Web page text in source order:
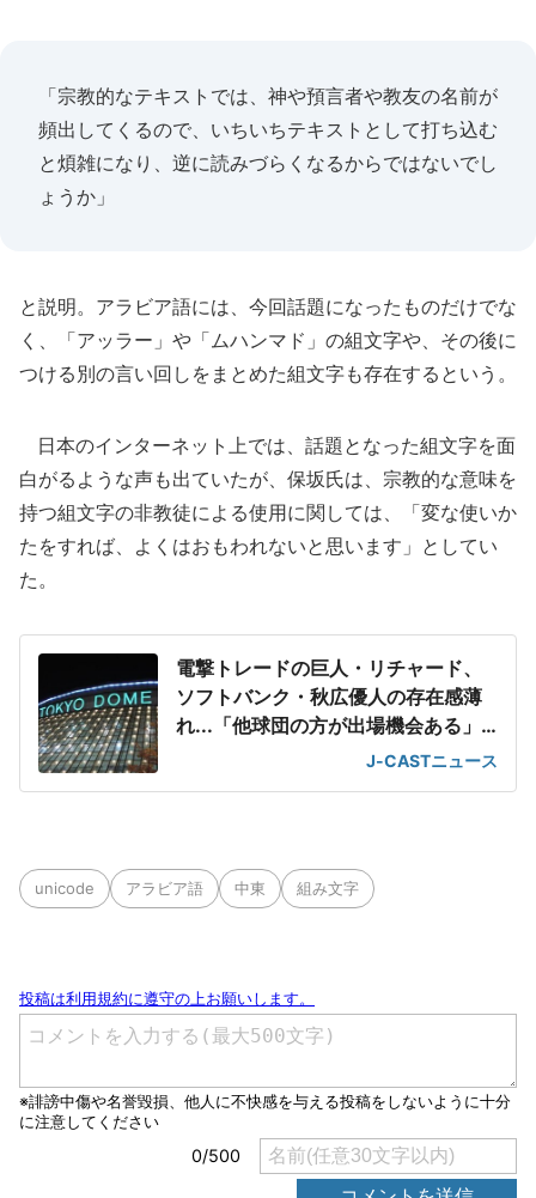
「宗教的なテキストでは、神や預言者や教友の名前が
頻出してくるので、いちいちテキストとして打ち込む
と煩雑になり、逆に読みづらくなるからではないでし
ょうか」
と説明。アラビア語には、今回話題になったものだけでな
く、「アッラー」や「ムハンマド」の組文字や、その後に
つける別の言い回しをまとめた組文字も存在するという。
日本のインターネット上では、話題となった組文字を面
白がるような声も出ていたが、保坂氏は、宗教的な意味を
持つ組文字の非教徒による使用に関しては、「変な使いか
たをすれば、よくはおもわれないと思います」としてい
た。
電撃トレードの巨人・リチャード、
ソフトバンク・秋広優人の存在感薄
れ...「他球団の方が出場機会ある」
J-CASTニュース
unicode アラビア語 中東 組み文字